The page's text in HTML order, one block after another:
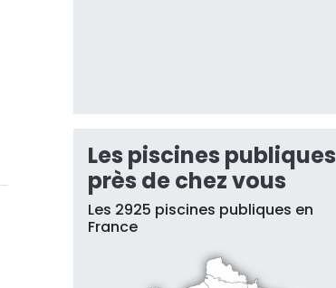
Les piscines publiques
près de chez vous
Les 2925 piscines publiques en
France